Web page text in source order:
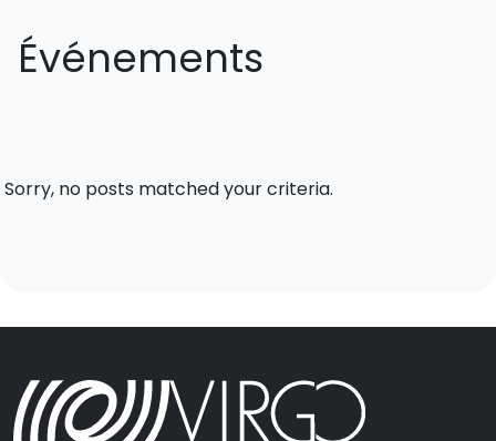
Événements
Sorry, no posts matched your criteria.